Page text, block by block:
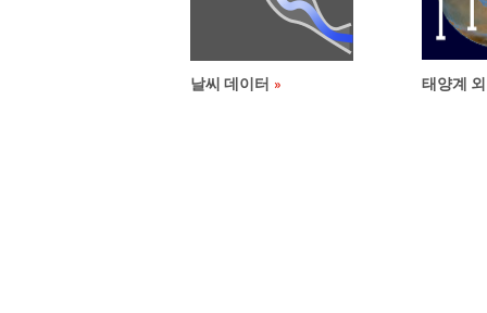
날씨 데이터 태양계